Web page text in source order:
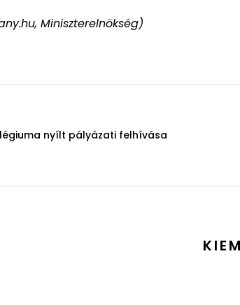
Miniszterelnökség)
nyílt pályázati felhívása